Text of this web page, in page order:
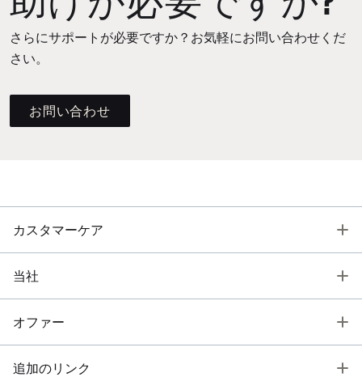
さらにサポートが必要ですか？お気軽にお問い合わせくだ
さい。
お問い合わせ
カスタマーケア
当社
オファー
追加のリンク